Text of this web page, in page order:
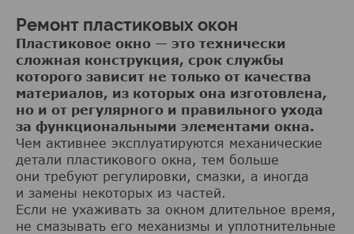
Ремонт пластиковых окон
Пластиковое окно — это технически
сложная конструкция, срок службы
которого зависит не только от качества
материалов, из которых она изготовлена,
но и от регулярного и правильного ухода
за функциональными элементами окна.
Чем активнее эксплуатируются механические
детали пластикового окна, тем больше
они требуют регулировки, смазки, а иногда
и замены некоторых из частей.
Если не ухаживать за окном длительное время,
не смазывать его механизмы и уплотнительные